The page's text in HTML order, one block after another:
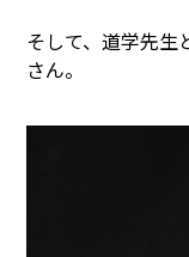
そして、道学先生
さん。